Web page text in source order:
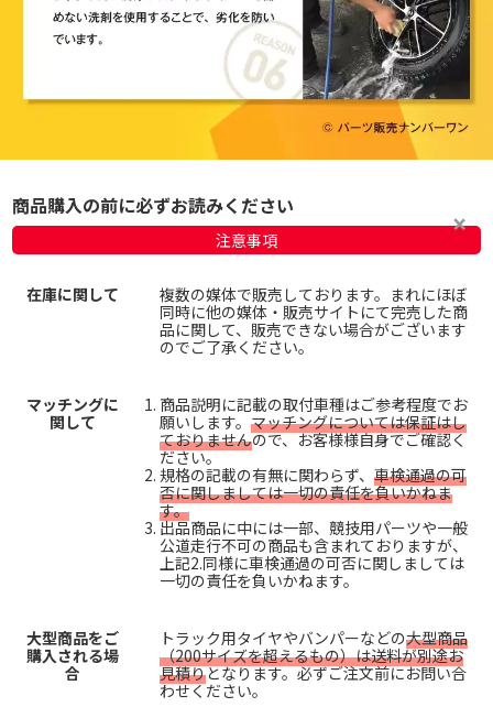
商品購入の前に必ずお読みください
注意事項
在庫に関して
複数の媒体で販売しております。まれにほぼ
同時に他の媒体・販売サイトにて完売した商
品に関して、販売できない場合がございます
のでご了承ください。
マッチングに
関して
商品説明に記載の取付車種はご参考程度でお
願いします。 マッチングについては保証はし
ておりませんので、お客様様自身でご確認く
ださい。
規格の記載の有無に関わらず、 車検通過の可
否に関しましては一切の責任を負いかねま
す。
出品商品に中には一部、競技用パーツや一般
公道走行不可の商品も含まれておりますが、
上記2.同様に車検通過の可否に関しましては
一切の責任を負いかねます。
大型商品をご
購入される場
合
トラック用タイヤやバンパーなどの大型商品
（200サイズを超えるもの）は送料が別途お
見積りとなります。必ずご注文前にお問い合
わせください。